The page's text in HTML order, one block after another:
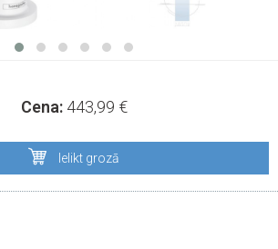
Cena: 443,99 €
Ielikt grozā